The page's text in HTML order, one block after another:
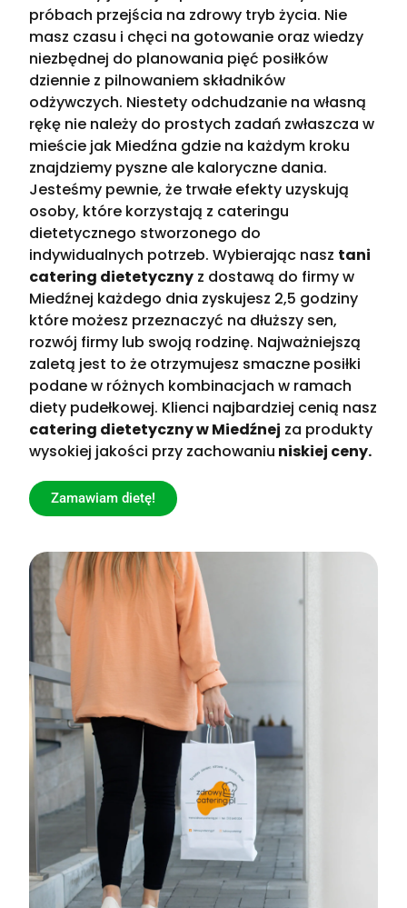
próbach przejścia na zdrowy tryb życia. Nie
masz czasu i chęci na gotowanie oraz wiedzy
niezbędnej do planowania pięć posiłków
dziennie z pilnowaniem składników
odżywczych. Niestety odchudzanie na własną
rękę nie należy do prostych zadań zwłaszcza w
mieście jak Miedźna gdzie na każdym kroku
znajdziemy pyszne ale kaloryczne dania.
Jesteśmy pewnie, że trwałe efekty uzyskują
osoby, które korzystają z cateringu
dietetycznego stworzonego do
indywidualnych potrzeb. Wybierając nasz tani
catering dietetyczny z dostawą do firmy w
Miedźnej każdego dnia zyskujesz 2,5 godziny
które możesz przeznaczyć na dłuższy sen,
rozwój firmy lub swoją rodzinę. Najważniejszą
zaletą jest to że otrzymujesz smaczne posiłki
podane w różnych kombinacjach w ramach
diety pudełkowej. Klienci najbardziej cenią nasz
catering dietetyczny w Miedźnej za produkty
wysokiej jakości przy zachowaniu niskiej ceny.
Zamawiam dietę!